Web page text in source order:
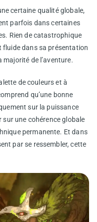
certaine qualité globale,
parfois dans certaines
Rien de catastrophique
dans sa présentation
de l’aventure.
de couleurs et à
qu’une bonne
sur la puissance
une cohérence globale
permanente. Et dans
par se ressembler, cette